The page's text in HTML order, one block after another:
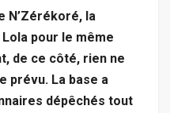
N’Zérékoré, la
pour le même
de ce côté, rien ne
prévu. La base a
dépêchés tout